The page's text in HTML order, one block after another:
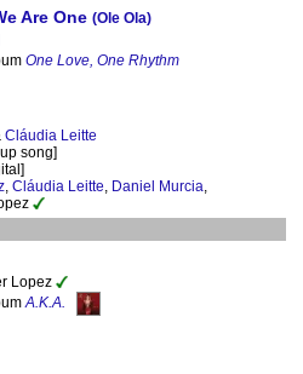
Are One (Ole Ola)
One Love, One Rhythm
Cláudia Leitte
song]
Cláudia Leitte Daniel Murcia
Lopez
A.K.A.